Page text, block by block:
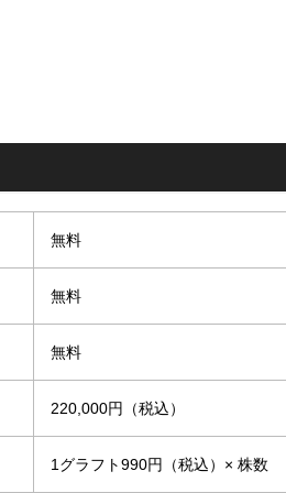
無料
無料
無料
220,000円（税込）
1グラフト990円（税込）× 株数